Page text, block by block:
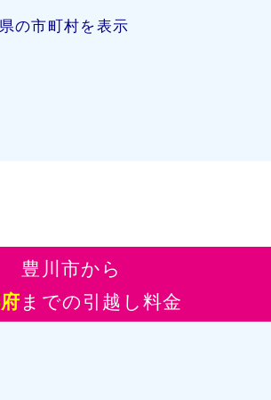
の市町村を表示
豊川市から
までの引越し料金